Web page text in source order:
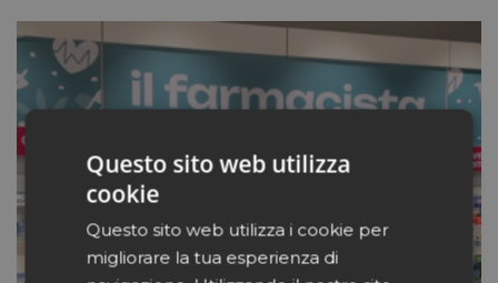
Questo sito web utilizza
cookie
Questo sito web utilizza i cookie per
migliorare la tua esperienza di